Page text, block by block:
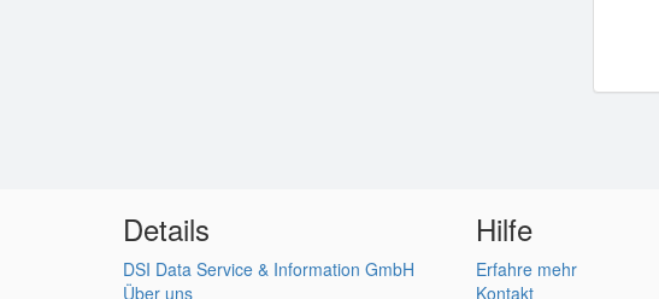
Details
DSI Data Service & Information GmbH
Über uns
Hilfe
Erfahre mehr
Kontakt